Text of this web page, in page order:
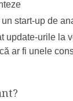
start-up de
update-urile la
ar fi unele